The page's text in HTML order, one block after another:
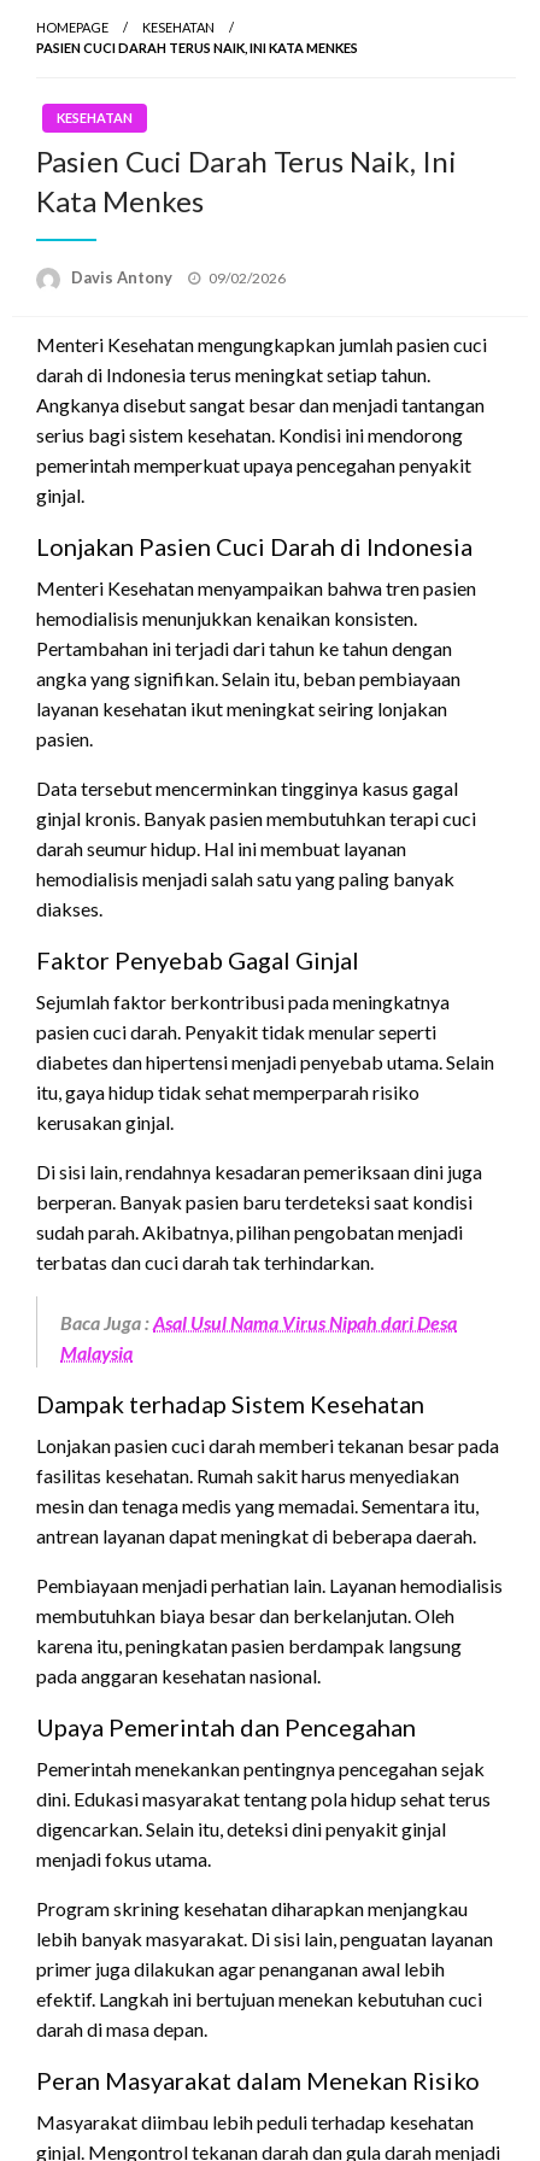
HOMEPAGE
KESEHATAN
PASIEN CUCI DARAH TERUS NAIK, INI KATA MENKES
KESEHATAN
Pasien Cuci Darah Terus Naik, Ini
Kata Menkes
Davis Antony
Posted
09/02/2026
Menteri Kesehatan mengungkapkan jumlah pasien cuci
darah di Indonesia terus meningkat setiap tahun.
Angkanya disebut sangat besar dan menjadi tantangan
serius bagi sistem kesehatan. Kondisi ini mendorong
pemerintah memperkuat upaya pencegahan penyakit
ginjal.
Lonjakan Pasien Cuci Darah di Indonesia
Menteri Kesehatan menyampaikan bahwa tren pasien
hemodialisis menunjukkan kenaikan konsisten.
Pertambahan ini terjadi dari tahun ke tahun dengan
angka yang signifikan. Selain itu, beban pembiayaan
layanan kesehatan ikut meningkat seiring lonjakan
pasien.
Data tersebut mencerminkan tingginya kasus gagal
ginjal kronis. Banyak pasien membutuhkan terapi cuci
darah seumur hidup. Hal ini membuat layanan
hemodialisis menjadi salah satu yang paling banyak
diakses.
Faktor Penyebab Gagal Ginjal
Sejumlah faktor berkontribusi pada meningkatnya
pasien cuci darah. Penyakit tidak menular seperti
diabetes dan hipertensi menjadi penyebab utama. Selain
itu, gaya hidup tidak sehat memperparah risiko
kerusakan ginjal.
Di sisi lain, rendahnya kesadaran pemeriksaan dini juga
berperan. Banyak pasien baru terdeteksi saat kondisi
sudah parah. Akibatnya, pilihan pengobatan menjadi
terbatas dan cuci darah tak terhindarkan.
Baca Juga :Asal Usul Nama Virus Nipah dari Desa
Malaysia
Dampak terhadap Sistem Kesehatan
Lonjakan pasien cuci darah memberi tekanan besar pada
fasilitas kesehatan. Rumah sakit harus menyediakan
mesin dan tenaga medis yang memadai. Sementara itu,
antrean layanan dapat meningkat di beberapa daerah.
Pembiayaan menjadi perhatian lain. Layanan hemodialisis
membutuhkan biaya besar dan berkelanjutan. Oleh
karena itu, peningkatan pasien berdampak langsung
pada anggaran kesehatan nasional.
Upaya Pemerintah dan Pencegahan
Pemerintah menekankan pentingnya pencegahan sejak
dini. Edukasi masyarakat tentang pola hidup sehat terus
digencarkan. Selain itu, deteksi dini penyakit ginjal
menjadi fokus utama.
Program skrining kesehatan diharapkan menjangkau
lebih banyak masyarakat. Di sisi lain, penguatan layanan
primer juga dilakukan agar penanganan awal lebih
efektif. Langkah ini bertujuan menekan kebutuhan cuci
darah di masa depan.
Peran Masyarakat dalam Menekan Risiko
Masyarakat diimbau lebih peduli terhadap kesehatan
ginjal. Mengontrol tekanan darah dan gula darah menjadi